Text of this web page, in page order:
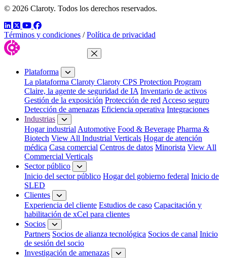
© 2026 Claroty. Todos los derechos reservados.
LinkedIn
TwitterYouTube
Facebook
Términos y condiciones / Política de privacidad
Cerrar menú
Plataforma
La plataforma Claroty Claroty CPS Protection Program
Claire, la agente de seguridad de IA Inventario de activos
Gestión de la exposición Protección de redAcceso seguro
Detección de amenazas Eficiencia operativa Integraciones
Industrias
Hogar industrialAutomotive Food & Beverage Pharma &
Biotech View All Industrial Verticals Hogar de atención
médica Casa comercial Centros de datos Minorista View All
Commercial Verticals
Sector público
Inicio del sector público Hogar del gobierno federal Inicio de
SLED
Clientes
Experiencia del cliente Estudios de caso Capacitación y
habilitación de xCel para clientes
Socios
Partners Socios de alianza tecnológica Socios de canal Inicio
de sesión del socio
Investigación de amenazas